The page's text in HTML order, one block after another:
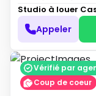
Studio à louer
Appeler
Vérifié par
Coup de coeur